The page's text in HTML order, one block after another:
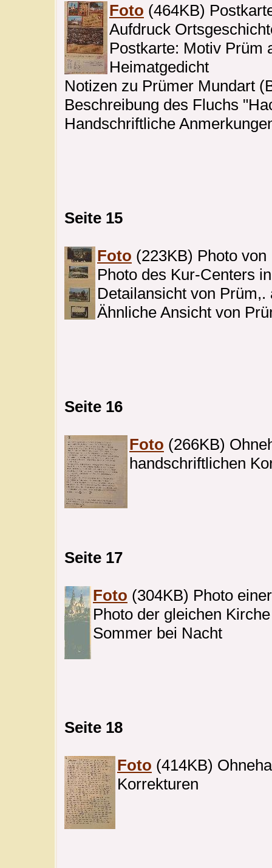
Foto (464KB)
Aufdruck
Postkarte: Motiv Prüm
Heimatgedicht
Notizen zu Prümer Mundart
Beschreibung des Fluchs
Handschriftliche
Seite 15
Foto (223KB) Photo
Photo des Kur-Centers
Detailansicht von
Ähnliche Ansicht von
Seite 16
Foto (266KB)
handschriftlichen
Seite 17
Foto (304KB) Photo
Photo der gleichen
Sommer bei Nacht
Seite 18
Foto (414KB)
Korrekturen